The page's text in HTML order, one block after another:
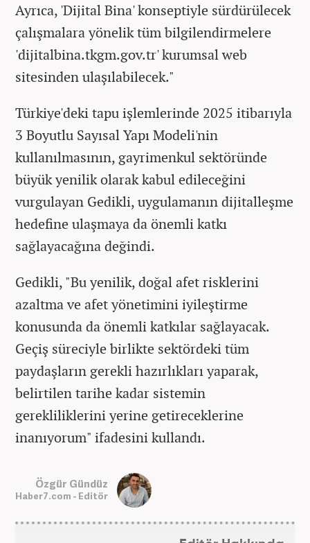
Ayrıca, 'Dijital Bina' konseptiyle sürdürülecek
çalışmalara yönelik tüm bilgilendirmelere
'dijitalbina.tkgm.gov.tr' kurumsal web
sitesinden ulaşılabilecek."
Türkiye'deki tapu işlemlerinde 2025 itibarıyla
3 Boyutlu Sayısal Yapı Modeli'nin
kullanılmasının, gayrimenkul sektöründe
büyük yenilik olarak kabul edileceğini
vurgulayan Gedikli, uygulamanın dijitalleşme
hedefine ulaşmaya da önemli katkı
sağlayacağına değindi.
Gedikli, "Bu yenilik, doğal afet risklerini
azaltma ve afet yönetimini iyileştirme
konusunda da önemli katkılar sağlayacak.
Geçiş süreciyle birlikte sektördeki tüm
paydaşların gerekli hazırlıkları yaparak,
belirtilen tarihe kadar sistemin
gerekliliklerini yerine getireceklerine
inanıyorum" ifadesini kullandı.
Özgür Gündüz
Haber7.com - Editör